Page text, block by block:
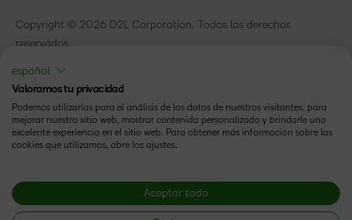
Copyright © 2026 D2L Corporation. Todos los derechos
reservados.
español
Valoramos tu privacidad
Podemos utilizarlas para el análisis de los datos de nuestros visitantes, para
mejorar nuestro sitio web, mostrar contenido personalizado y brindarle una
excelente experiencia en el sitio web. Para obtener más información sobre las
cookies que utilizamos, abre los ajustes.
Aceptar todo